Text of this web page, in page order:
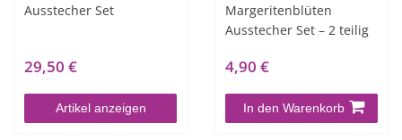
Ausstecher Set
29,50 €
Artikel anzeigen
Margeritenblüten
Ausstecher Set – 2 teilig
4,90 €
In den Warenkorb